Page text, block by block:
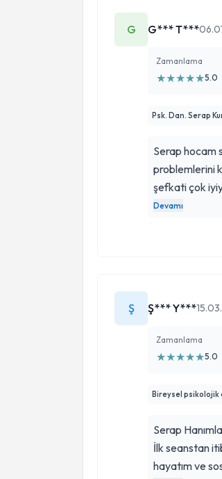
G G*** T***
Zamanlama
★★★★★5.0
Psk. Dan. Serap
Serap hocam
problemlerini
şefkati çok
öğretmeni ile
Devamı
Ş Ş*** Y***
Zamanlama
★★★★★5.0
Bireysel psikolojik
Serap
İlk seanstan
hayatım ve